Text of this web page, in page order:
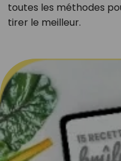
toutes les méthodes
tirer le meilleur.